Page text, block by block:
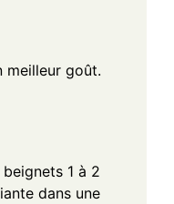
meilleur goût.
1 à 2
dans une